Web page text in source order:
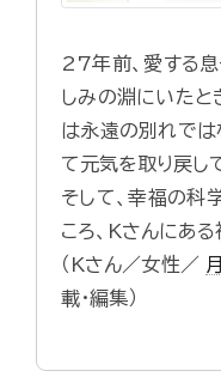
27年前、愛する
しみの淵にいた
は永遠の別れでは
て元気を取り戻し
そして、幸福の科
ころ、Kさんにあ
（Kさん／女性／
載・編集）